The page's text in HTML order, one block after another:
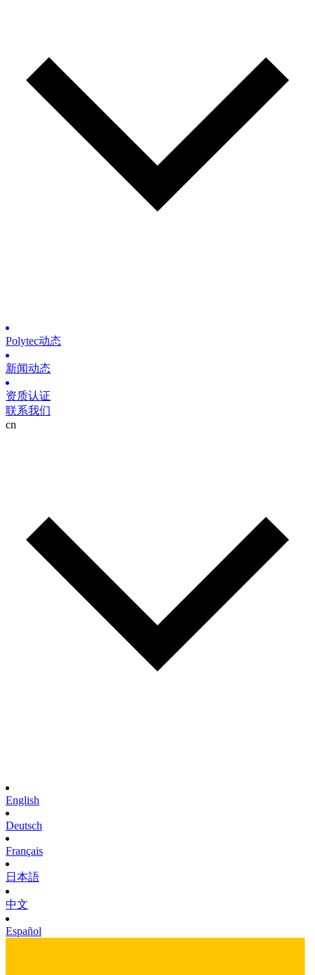
Polytec动态
新闻动态
资质认证
联系我们
cn
English
Deutsch
Français
日本語
中文
Español